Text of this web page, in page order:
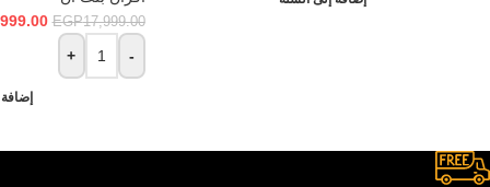
EGP17,999.00
-
+